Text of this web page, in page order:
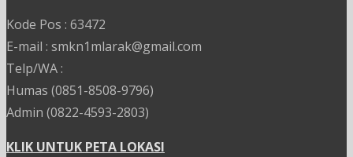
Kode Pos : 63472
E-mail : smkn1mlarak@gmail.com
Telp/WA :
Humas (0851-8508-9796)
Admin (0822-4593-2803)
KLIK UNTUK PETA LOKASI